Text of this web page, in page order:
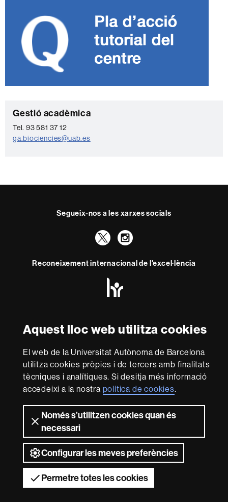
Aquest lloc web utilitza cookies
El web de la Universitat Autònoma de Barcelona
utilitza cookies pròpies i de tercers amb finalitats
tècniques i analítiques. Si desitja més informació
accedeixi a la nostra política de cookies.
Només s’utilitzen cookies quan és
necessari
Configurar les meves preferències
Permetre totes les cookies
C
o
n
c
Gestió acadèmica
Tel. 93 581 37 12
ga.biociencies@uab.es
Segueix-nos a les xarxes socials
TwitterInstagram
Reconeixement internacional de l'excel·lència
-
Euraxess
Sobre
aquest
web
Avís legal Protecció de dades Sobre el
web Accessibilitat web Mapa del web UAB
2026 Universitat Autònoma de Barcelona